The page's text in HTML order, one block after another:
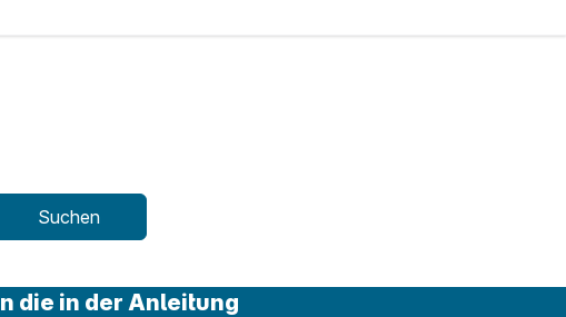
Suchen
die in der Anleitung